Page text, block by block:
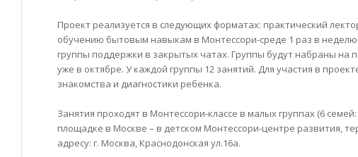
Проект реализуется в следующих форматах: практический
обучению бытовым навыкам в Монтессори-среде 1 раз в
группы поддержки в закрытых чатах. Группы будут набраны на
уже в октябре. У каждой группы 12 занятий. Для участия в
знакомства и диагностики ребенка.
Занятия проходят в Монтессори-классе в малых группах (6
площадке в Москве – в детском Монтессори-центре развития,
адресу: г. Москва, Краснодонская ул.16а.